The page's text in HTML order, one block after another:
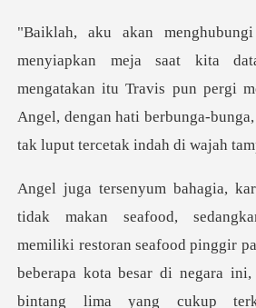
mengatakan itu Travis pun pergi
Angel, dengan ha
memiliki restoran seafood pinggir
beberapa kota besar di negara i